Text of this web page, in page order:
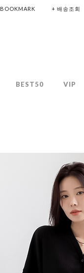
BOOKMARK + 배송조회
BEST50 VIP